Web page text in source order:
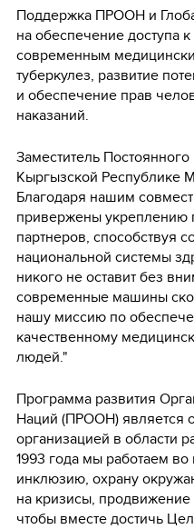
Поддержка ПРООН и
на обеспечение доступа
современным
туберкулез, развитие
и обеспечение прав
наказаний.
Заместитель
Кыргызской Республике
Благодаря нашим
привержены укреплению
партнеров, способствуя
национальной системы
никого не оставит без
современные машины
нашу миссию по
качественному
людей."
Программа развития
Наций (ПРООН) является
организацией в области
1993 года мы работаем
инклюзию, охрану
на кризисы,
чтобы вместе достичь